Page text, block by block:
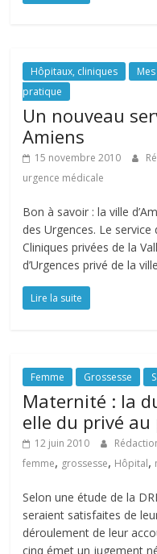
Hôpitaux, cliniques
pratique
Un nouveau
Amiens
15 novembre 2010
urgence médicale
Bon à savoir : la ville
des Urgences. Le
Cliniques privées de la
d’Urgences privé de la
Lire la suite
Femme Grossesse
Maternité : la
elle du privé au
12 juin 2010
femme, grossesse, Hôpital,
Selon une étude de la
seraient satisfaites de
déroulement de leur
cinq émet un jugement